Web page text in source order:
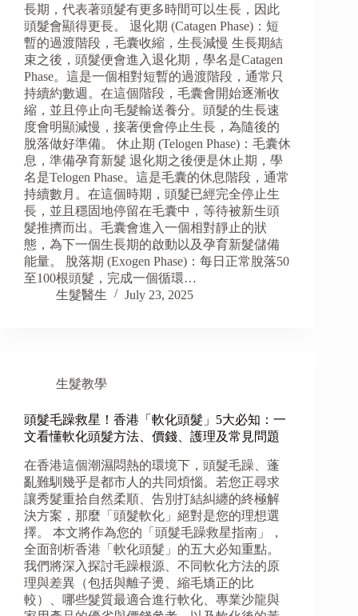
長期，代表著頭髮有更多時間可以生長，因此
頭髮會顯得更長。 退化期 (Catagen Phase)：短
暫的過渡階段，毛囊收縮，生長減慢 生長期結
束之後，頭髮便會進入退化期，學名是Catagen
Phase。這是一個相對短暫的過渡階段，通常只
持續約數週。在這個階段，毛囊會開始逐漸收
縮，並且停止向毛髮輸送養分。頭髮的生長速
度會明顯減慢，接著便會停止生長，為隨後的
脫落做好準備。 休止期 (Telogen Phase)：毛囊休
息，準備孕育新髮 退化期之後便是休止期，學
名是Telogen Phase。這是毛囊的休息階段，通常
持續數月。在這個時期，頭髮已經完全停止生
長，並且穩固地停留在毛囊中，等待被新生頭
髮推擠而出。毛囊會進入一個相對靜止的狀
態，為下一個生長期的啟動以及孕育新髮儲備
能量。 脫落期 (Exogen Phase)：每日正常脫落50
至100根頭髮，完成一個循環…
生髮醫生
July 23, 2025
生髮教學
頭髮毛躁救星！香港「軟化頭髮」5大必知：一
文看懂軟化頭髮方法、價錢、護理及常見問題
在香港這個潮濕悶熱的環境下，頭髮毛躁、蓬
亂難馴幾乎是都市人的共同煩惱。若您正尋求
讓秀髮重拾自然柔順、告別打結糾纏的終極解
決方案，那麼「頭髮軟化」絕對是您的理想選
擇。 本文將作為您的「頭髮毛躁救星指南」，
全面剖析香港「軟化頭髮」的五大必知重點。
我們將深入探討毛躁根源、不同軟化方法的原
理與差異（包括與離子燙、縮毛矯正的比
較）、哪些髮質最適合進行軟化、專業沙龍與